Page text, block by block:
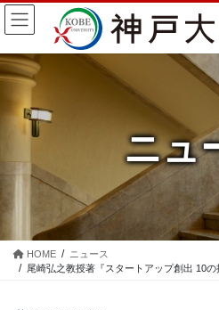
コ
ン
ン
ナ
ビ
ー
ニュ
HOME
ニュース
尾崎弘之教授著『スタートアップ創出 10